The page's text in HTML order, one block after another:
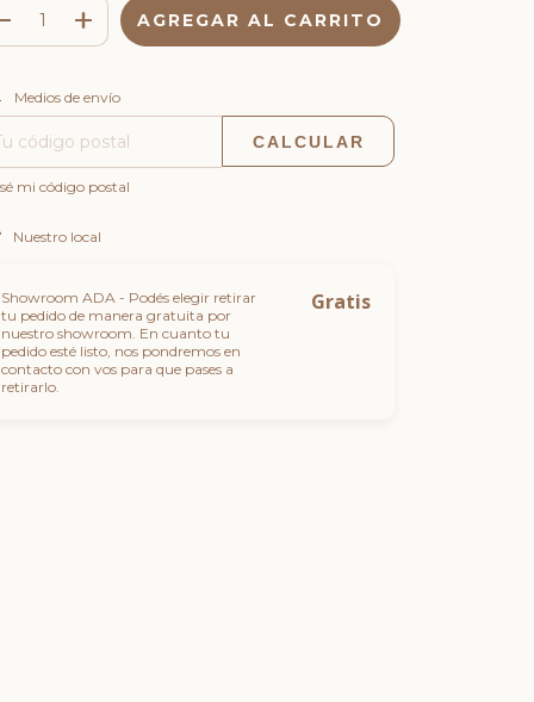
para el CP:
Medios de envío
CALCULAR
mi código postal
Nuestro local
Showroom ADA - Podés elegir retirar
tu pedido de manera gratuita por
nuestro showroom. En cuanto tu
pedido esté listo, nos pondremos en
contacto con vos para que pases a
retirarlo.
Gratis